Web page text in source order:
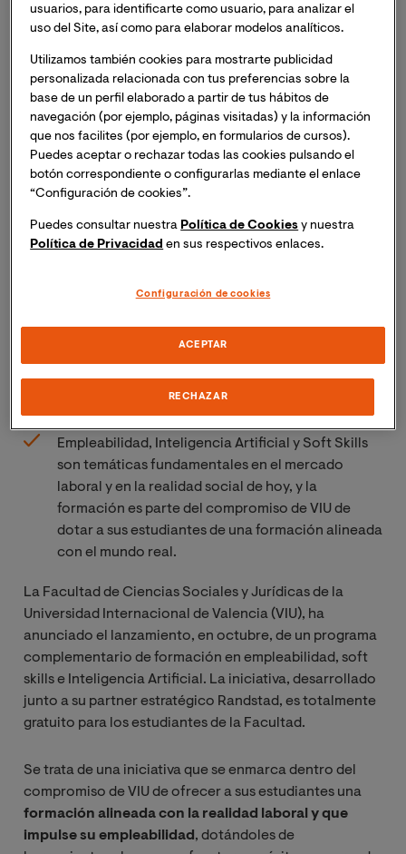
La iniciativa, que forma parte del programa VIU
Accelerate, nace de la Facultad de Ciencias
Randstad, ofrece a los estudiantes una exclusiva
de forma totalmente gratuita, como parte de su
Empleabilidad, Inteligencia Artificial y Soft Skills
son temáticas fundamentales en el mercado
laboral y en la realidad social de hoy, y la
formación es parte del compromiso de VIU de
dotar a sus estudiantes de una formación alineada
con el mundo real.
La Facultad de Ciencias Sociales y Jurídicas de la
Universidad Internacional de Valencia (VIU), ha
anunciado el lanzamiento, en octubre, de un programa
complementario de formación en empleabilidad, soft
skills e Inteligencia Artificial. La iniciativa, desarrollado
junto a su partner estratégico Randstad, es totalmente
gratuito para los estudiantes de la Facultad.
Se trata de una iniciativa que se enmarca dentro del
compromiso de VIU de ofrecer a sus estudiantes una
formación alineada con la realidad laboral y que
impulse su empleabilidad , dotándoles de
usuarios, para identificarte como usuario, para analizar el
uso del Site, así como para elaborar modelos analíticos.
Utilizamos también cookies para mostrarte publicidad
personalizada relacionada con tus preferencias sobre la
base de un perfil elaborado a partir de tus hábitos de
navegación (por ejemplo, páginas visitadas) y la información
que nos facilites (por ejemplo, en formularios de cursos).
Puedes aceptar o rechazar todas las cookies pulsando el
botón correspondiente o configurarlas mediante el enlace
“Configuración de cookies”.
Puedes consultar nuestra Política de Cookies y nuestra
Política de Privacidad en sus respectivos enlaces.
Configuración de cookies
RECHAZAR
ACEPTAR